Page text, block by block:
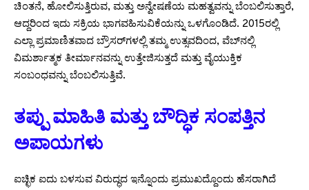
ಚಿಂತನೆ, ಹೋಲಿಸುತ್ತಿರುವ, ಮತ್ತು ಅನ್ವೇಷಣೆಯ ಮಹತ್ವವನ್ನು ಬೆಂಬಲಿಸುತ್ತಾರೆ,
ಆದ್ದರಿಂದ ಇದು ಸಕ್ರಿಯ ಭಾಗವಹಿಸುವಿಕೆಯನ್ನು ಒಳಗೊಂಡಿದೆ. 2015ರಲ್ಲಿ
ಎಲ್ಲಾ ಪ್ರಮಾಣಿತವಾದ ಬ್ರೌಸರ್‌ಗಳಲ್ಲಿ ತಮ್ಮ ಉತ್ಸವದಿಂದ, ವೆಬ್‌ನಲ್ಲಿ
ವಿಮರ್ಶಾತ್ಮಕ ತೀರ್ಮಾನವನ್ನು ಉತ್ತೇಜಿಸುತ್ತದೆ ಮತ್ತು ವೈಯುಕ್ತಿಕ
ಸಂಬಂಧವನ್ನು ಬೆಂಬಲಿಸುತ್ತಿವೆ.
ತಪ್ಪು ಮಾಹಿತಿ ಮತ್ತು ಬೌದ್ಧಿಕ ಸಂಪತ್ತಿನ
ಅಪಾಯಗಳು
ಐಚ್ಛಿಕ ಐದು ಬಳಸುವ ವಿರುದ್ಧದ ಇನ್ನೊಂದು ಪ್ರಮುಖದ್ದೊಂದು ಹೆಸರಾಗಿದೆ